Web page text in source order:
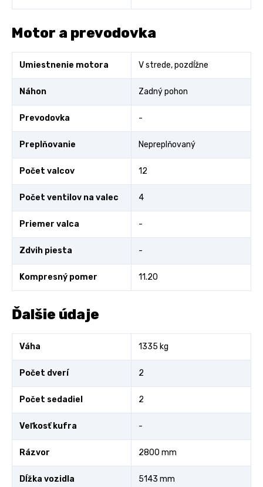
Motor a prevodovka
Umiestnenie motora V strede, pozdĺžne
Náhon Zadný pohon
Prevodovka -
Preplňovanie Nepreplňovaný
Počet valcov 12
Počet ventilov na valec 4
Priemer valca -
Zdvih piesta -
Kompresný pomer 11.20
Ďalšie údaje
Váha 1335 kg
Počet dverí 2
Počet sedadiel 2
Veľkosť kufra -
Rázvor 2800 mm
Dĺžka vozidla 5143 mm